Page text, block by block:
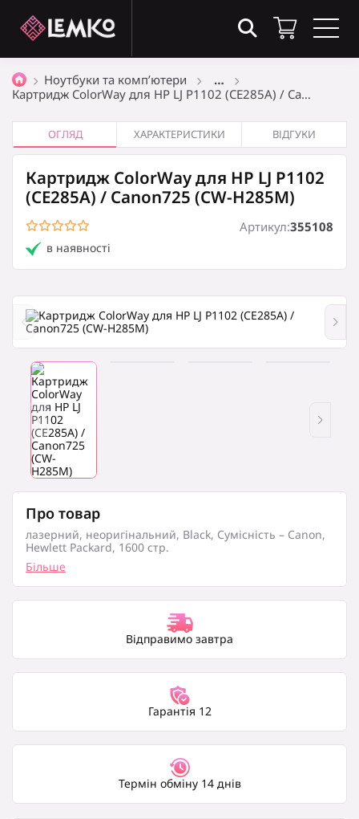
Товари в кошику(0)
Кошик порожній
0₴
Оформити замовлення
Ноутбуки та комп’ютери
…
Картридж ColorWay для HP LJ P1102 (CE285A) / Ca…
ОГЛЯД ХАРАКТЕРИСТИКИ ВІДГУКИ
Картридж ColorWay для HP LJ P1102
(CE285A) / Canon725 (CW-H285M)
в наявності
Артикул:355108
Про товар
лазерний, неоригінальний, Black, Сумісність – Canon,
Hewlett Packard, 1600 стр.
Більше
Відправимо завтра
Гарантія 12
Термін обміну 14 днів